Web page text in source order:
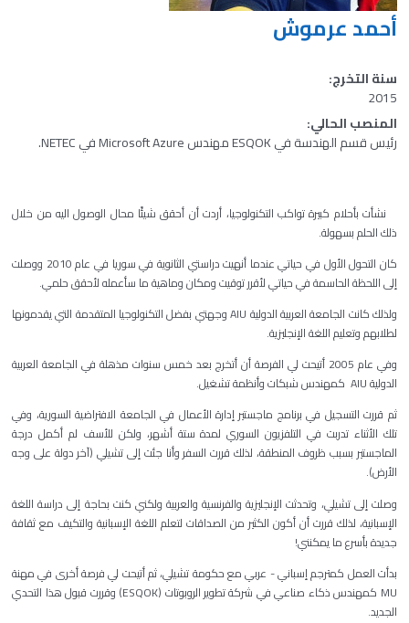
أحمد عرموش
سنة التخرج:
2015
المنصب الحالي:
رئيس قسم الهندسة في ESQOK مهندس Microsoft Azure في NETEC.
نشأت بأحلام كبيرة تواكب التكنولوجيا، أردت أن أحقق شيئًا محال الوصول اليه من خلال
ذلك الحلم بسهولة.
كان التحول الأول في حياتي عندما أنهيت دراستي الثانوية في سوريا في عام 2010 ووصلت
إلى اللحظة الحاسمة في حياتي لأقرر توقيت ومكان وماهية ما سأعمله لأحقق حلمي.
ولذلك كانت الجامعة العربية الدولية AIU وجهتي بفضل التكنولوجيا المتقدمة التي يقدمونها
لطلابهم وتعليم اللغة الإنجليزية.
وفي عام 2005 أتيحت لي الفرصة أن أتخرج بعد خمس سنوات مذهلة في الجامعة العربية
الدولية AIU كمهندس شبكات وأنظمة تشغيل.
ثم قررت التسجيل في برنامج ماجستير إدارة الأعمال في الجامعة الافتراضية السورية، وفي
تلك الأثناء تدربت في التلفزيون السوري لمدة ستة أشهر، ولكن للأسف لم أكمل درجة
الماجستير بسبب ظروف المنطقة، لذلك قررت السفر وأنا جئت إلى تشيلي (آخر دولة على وجه
الأرض).
وصلت إلى تشيلي، وتحدثت الإنجليزية والفرنسية والعربية ولكني كنت بحاجة إلى دراسة اللغة
الإسبانية، لذلك قررت أن أكون الكثير من الصداقات لتعلم اللغة الإسبانية والتكيف مع ثقافة
جديدة بأسرع ما يمكنني!
بدأت العمل كمترجم إسباني - عربي مع حكومة تشيلي، ثم أتيحت لي فرصة أخرى في مهنة
MU كمهندس ذكاء صناعي في شركة تطوير الروبوتات (ESQOK) وقررت قبول هذا التحدي
الجديد.